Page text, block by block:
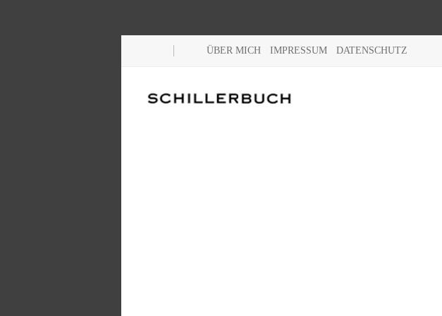
ÜBER MICH IMPRESSUM DATENSCHUTZ